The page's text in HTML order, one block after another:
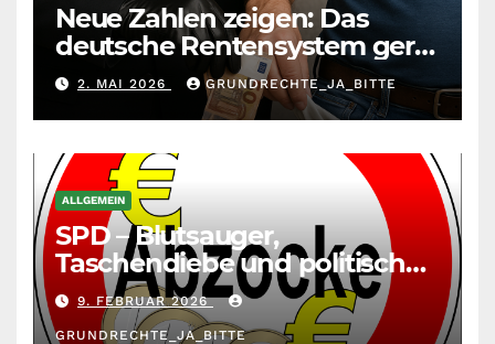
Neue Zahlen zeigen: Das
deutsche Rentensystem gerät
durch die
Massenzuwanderung
zunehmend unter die Räder.
2. MAI 2026 GRUNDRECHTE_JA_BITTE
ALLGEMEIN
SPD – Blutsauger,
Taschendiebe und politisch
unberechenbar
9. FEBRUAR 2026
GRUNDRECHTE_JA_BITTE